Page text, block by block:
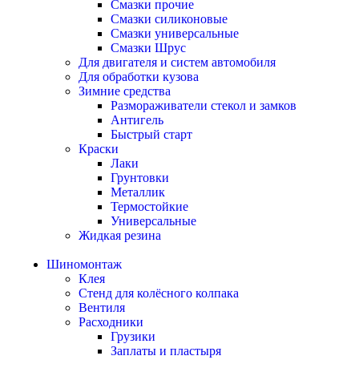
Смазки прочие
Смазки силиконовые
Смазки универсальные
Смазки Шрус
Для двигателя и систем автомобиля
Для обработки кузова
Зимние средства
Размораживатели стекол и замков
Антигель
Быстрый старт
Краски
Лаки
Грунтовки
Металлик
Термостойкие
Универсальные
Жидкая резина
Шиномонтаж
Клея
Стенд для колёсного колпака
Вентиля
Расходники
Грузики
Заплаты и пластыря